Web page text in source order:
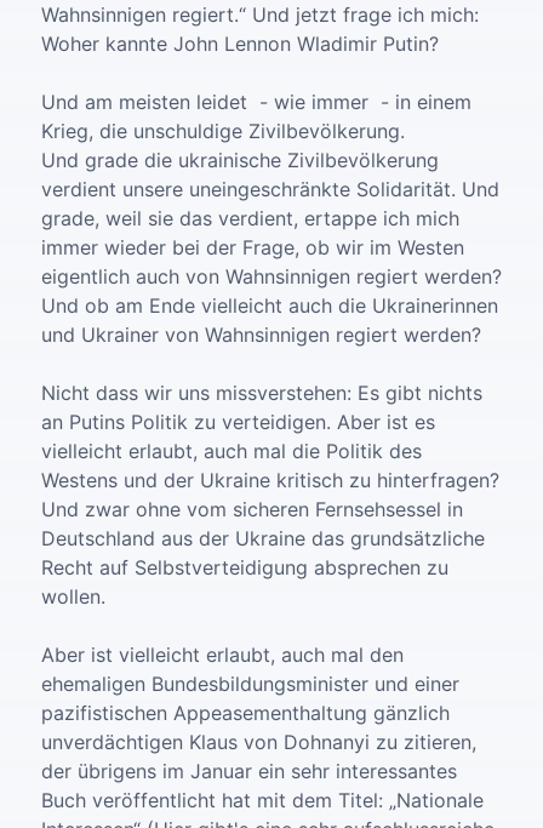
Wahnsinnigen regiert.“ Und jetzt frage ich mich:
Woher kannte John Lennon Wladimir Putin?
Und am meisten leidet - wie immer - in einem
Krieg, die unschuldige Zivilbevölkerung.
Und grade die ukrainische Zivilbevölkerung
verdient unsere uneingeschränkte Solidarität. Und
grade, weil sie das verdient, ertappe ich mich
immer wieder bei der Frage, ob wir im Westen
eigentlich auch von Wahnsinnigen regiert werden?
Und ob am Ende vielleicht auch die Ukrainerinnen
und Ukrainer von Wahnsinnigen regiert werden?
Nicht dass wir uns missverstehen: Es gibt nichts
an Putins Politik zu verteidigen. Aber ist es
vielleicht erlaubt, auch mal die Politik des
Westens und der Ukraine kritisch zu hinterfragen?
Und zwar ohne vom sicheren Fernsehsessel in
Deutschland aus der Ukraine das grundsätzliche
Recht auf Selbstverteidigung absprechen zu
wollen.
Aber ist vielleicht erlaubt, auch mal den
ehemaligen Bundesbildungsminister und einer
pazifistischen Appeasementhaltung gänzlich
unverdächtigen Klaus von Dohnanyi zu zitieren,
der übrigens im Januar ein sehr interessantes
Buch veröffentlicht hat mit dem Titel: „Nationale